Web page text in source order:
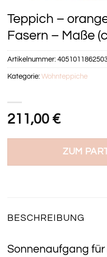
Teppich –
Fasern – Maße
211,00 €
ZUM
Artikelnummer:
Kategorie:Wohnteppiche
BESCHREIBUNG
Sonnenaufgang für